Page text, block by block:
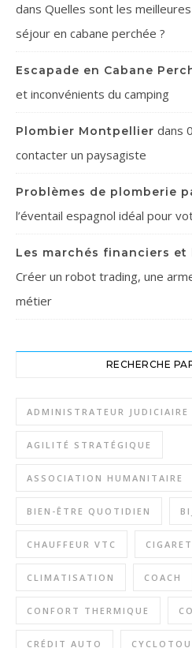
dans Quelles sont les
séjour en cabane perchée ?
Escapade en Cabane
et inconvénients du camping
Plombier Montpellier dans
contacter un paysagiste
Problèmes de plomberie
l’éventail espagnol idéal pour
Les marchés financiers et
Créer un robot trading, une
métier
RECHERCHE
ADMINISTRATEUR JUDICIAIRE
AGILITÉ STRATÉGIQUE
ASSOCIATION HUMANITAIRE
BIEN-ÊTRE QUOTIDIEN
CHAUFFEUR VTC
CLIMATISATION COACH
CONFORT THERMIQUE
CRÉDIT AUTO